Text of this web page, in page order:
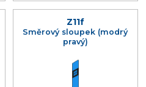
Z11f
Směrový sloupek (modrý
pravý)